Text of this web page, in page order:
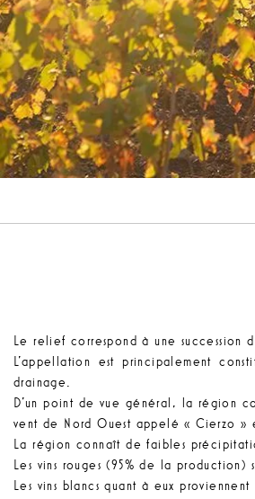
Le relief correspond à une
L’appellation est principalement
drainage.
D’un point de vue général, la région
vent de Nord Ouest appelé « Cierzo »
La région connaît de faibles
Les vins rouges (95% de la
Les vins blancs quant à eux